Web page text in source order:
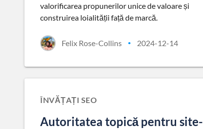
valorificarea propunerilor unice de valoare și
construirea loialității față de marcă.
Felix Rose-Collins • 2024-12-14
ÎNVĂȚAȚI SEO
Autoritatea topică pentru site-